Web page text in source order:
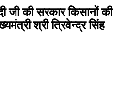
जी की सरकार किसानों की
श्री त्रिवेन्द्र सिंह